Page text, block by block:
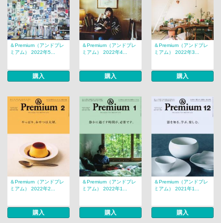
＆Premium（アンドプレ
ミアム） 2022年5...
購入
＆Premium（アンドプレ
ミアム） 2022年4...
購入
＆Premium（アンドプレ
ミアム） 2022年3...
購入
＆Premium（アンドプレ
ミアム） 2022年2...
購入
＆Premium（アンドプレ
ミアム） 2022年1...
購入
＆Premium（アンドプレ
ミアム） 2021年1...
購入